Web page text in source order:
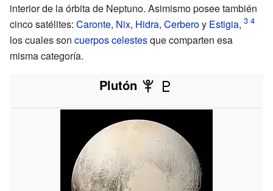
interior de la órbita de Neptuno. Asimismo posee también
cinco satélites: Caronte, Nix, Hidra, Cerberoy Estigia,
los cuales son cuerpos celestesque comparten esa
misma categoría.
Plutón